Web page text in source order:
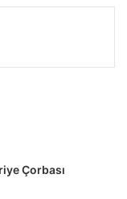
Çorbası